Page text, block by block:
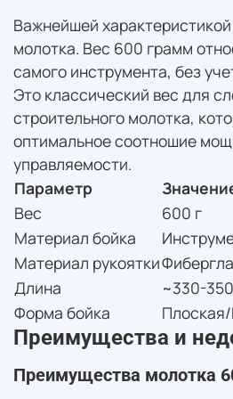
Важнейшей
молотка. Вес 600 грамм
самого инструмента, без
Это классический вес для
строительного молотка,
оптимальное соотношие
управляемости.
Параметр
Вес
600 г
Материал бойка
Материал рукоятки
Длина
~330-
Форма бойка
Преимущества и
Преимущества молотка